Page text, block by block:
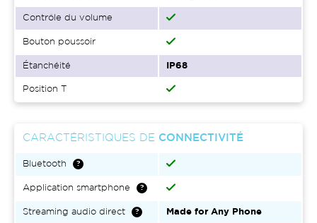
Contrôle du volume
Bouton poussoir
Étanchéité IP68
Position T
CARACTÉRISTIQUES DE CONNECTIVITÉ
Bluetooth
Application smartphone
Streaming audio direct Made for Any Phone